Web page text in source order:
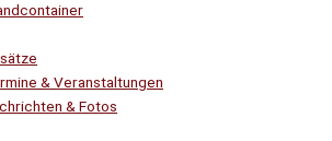
& Veranstaltungen
& Fotos